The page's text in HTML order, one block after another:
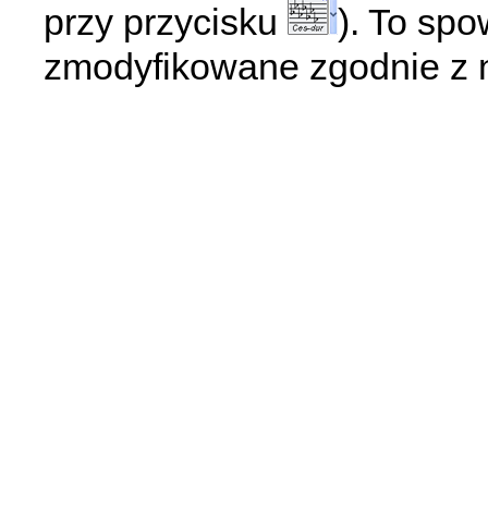
przy przycisku
). To
zmodyfikowane zgodnie z